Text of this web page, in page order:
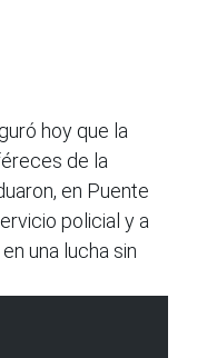
hoy que la
de la
en Puente
policial y a
una lucha sin